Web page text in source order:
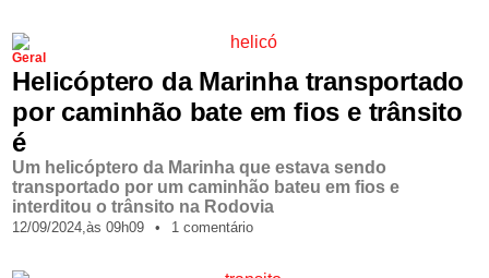
Geral
Helicóptero da Marinha transportado
por caminhão bate em fios e trânsito
é
Um helicóptero da Marinha que estava sendo
transportado por um caminhão bateu em fios e
interditou o trânsito na Rodovia
12/09/2024,às 09h09 • 1 comentário